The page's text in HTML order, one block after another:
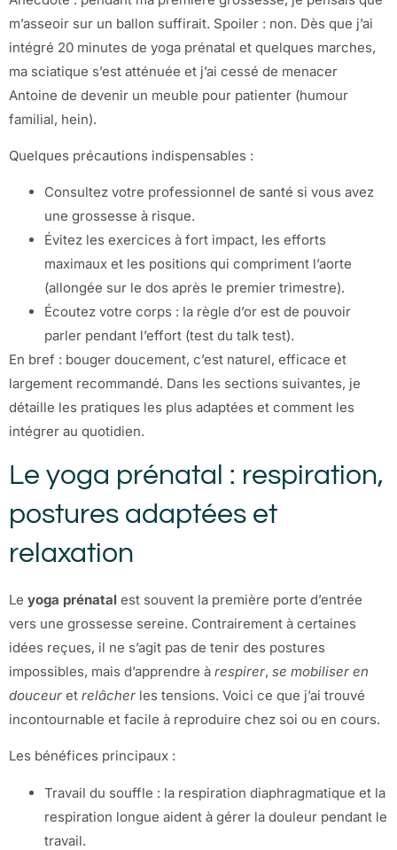
m’asseoir sur un ballon suffirait. Spoiler : non. Dès que j’ai
intégré 20 minutes de yoga prénatal et quelques marches,
ma sciatique s’est atténuée et j’ai cessé de menacer
Antoine de devenir un meuble pour patienter (humour
familial, hein).
Quelques précautions indispensables :
Consultez votre professionnel de santé si vous avez
une grossesse à risque.
Évitez les exercices à fort impact, les efforts
maximaux et les positions qui compriment l’aorte
(allongée sur le dos après le premier trimestre).
Écoutez votre corps : la règle d’or est de pouvoir
parler pendant l’effort (test du talk test).
En bref : bouger doucement, c’est naturel, efficace et
largement recommandé. Dans les sections suivantes, je
détaille les pratiques les plus adaptées et comment les
intégrer au quotidien.
Le yoga prénatal : respiration,
postures adaptées et
relaxation
Le yoga prénatal est souvent la première porte d’entrée
vers une grossesse sereine. Contrairement à certaines
idées reçues, il ne s’agit pas de tenir des postures
impossibles, mais d’apprendre à respirer, se mobiliser en
douceur et relâcher les tensions. Voici ce que j’ai trouvé
incontournable et facile à reproduire chez soi ou en cours.
Les bénéfices principaux :
Travail du souffle : la respiration diaphragmatique et la
respiration longue aident à gérer la douleur pendant le
travail.